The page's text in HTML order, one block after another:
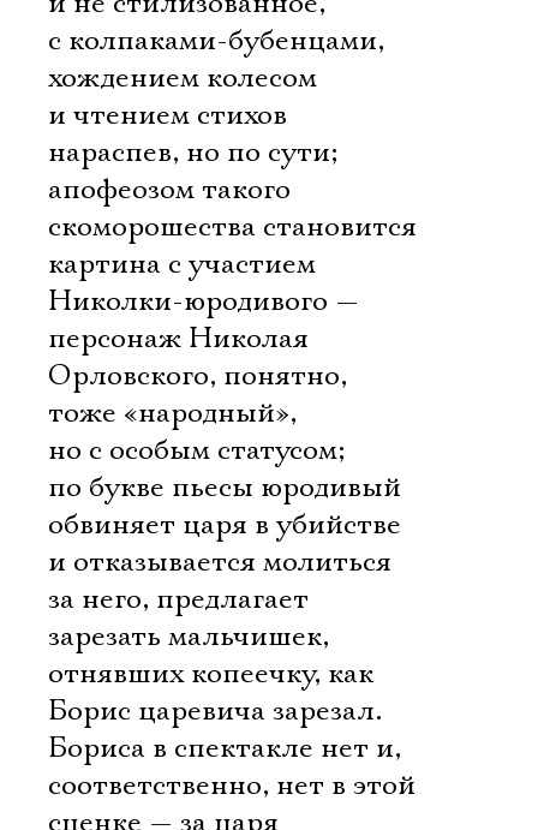
с колпаками-бубенцами,
хождением колесом
и чтением стихов
нараспев, но по сути;
апофеозом такого
скоморошества становится
картина с участием
Николки-юродивого —
персонаж Николая
Орловского, понятно,
тоже «народный»,
но с особым статусом;
по букве пьесы юродивый
обвиняет царя в убийстве
и отказывается молиться
за него, предлагает
зарезать мальчишек,
отнявших копеечку, как
Борис царевича зарезал.
Бориса в спектакле нет и,
соответственно, нет в этой
сценке — за царя
Ознакомиться